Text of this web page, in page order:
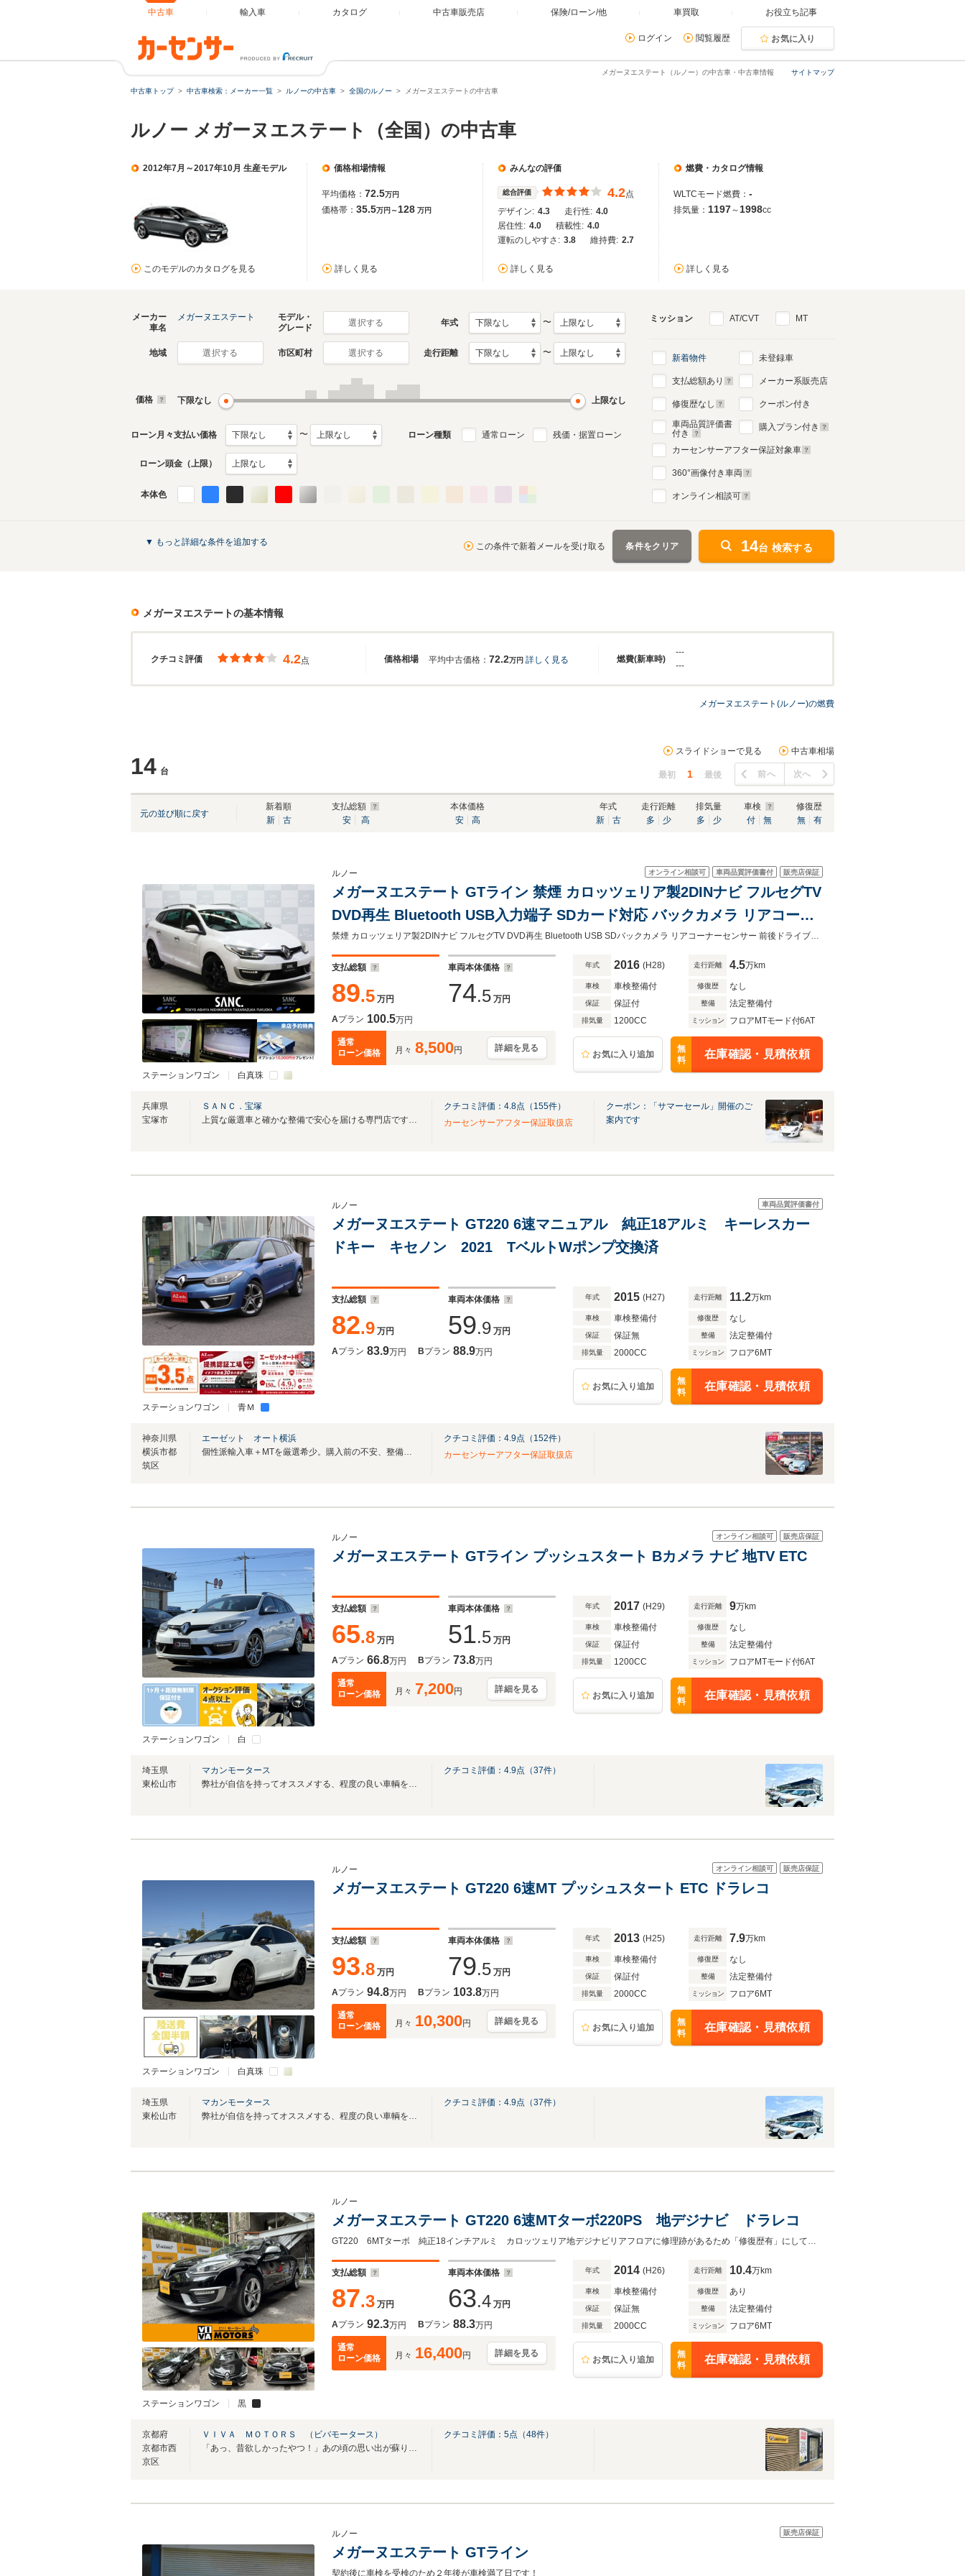
中古車 輸入車 カタログ 中古車販売店 保険/ローン/他 車買取 お役立ち記事
ログイン 閲覧履歴 お気に入り
サイトマップ
メガーヌエステート（ルノー）の中古車・中古車情報
中古車トップ 中古車検索：メーカー一覧 ルノーの中古車 全国のルノー メガーヌエステートの中古車
ルノー メガーヌエステート（全国）の中古車
2012年7月～2017年10月 生産モデル
このモデルのカタログを見る
価格相場情報
平均価格： 72.5万円
価格帯： 35.5万円～128 万円
詳しく見る
みんなの評価
総合評価 4.2点
デザイン: 4.3 走行性: 4.0
居住性: 4.0 積載性: 4.0
運転のしやすさ: 3.8 維持費: 2.7
詳しく見る
燃費・カタログ情報
WLTCモード燃費： -
排気量： 1197～ 1998cc
詳しく見る
メーカー
車名
メガーヌエステート
モデル・
グレード
選択する 年式 〜
地域 選択する 市区町村 選択する 走行距離 〜
価格 下限なし 上限なし
ローン月々支払い価格 〜 ローン種類 通常ローン 残価・据置ローン
ローン頭金（上限）
本体色
ミッション AT/CVT MT
新着物件
支払総額あり
修復歴なし
車両品質評価書
付き
未登録車
メーカー系販売店
クーポン付き
購入プラン付き
カーセンサーアフター保証対象車
360°画像付き車両
オンライン相談可
▼ もっと詳細な条件を追加する この条件で新着メールを受け取る 条件をクリア 14台 検索する
メガーヌエステートの基本情報
クチコミ評価 価格相場 燃費(新車時)
4.2点 平均中古価格： 72.2万円 詳しく見る
---
---
メガーヌエステート(ルノー)の燃費
14 台
スライドショーで見る 中古車相場
最初 1 最後 前へ 次へ
元の並び順に戻す
新着順
新
古
支払総額
安
高
本体価格
安
高
年式
新
古
走行距離
多
少
排気量
多
少
車検
付
無
修復歴
無
有
ステーションワゴン 白真珠
オンライン相談可 車両品質評価書付 販売店保証
ルノー
メガーヌエステート GTライン 禁煙 カロッツェリア製2DINナビ フルセグTV
DVD再生 Bluetooth USB入力端子 SDカード対応 バックカメラ リアコーナ
ーセンサー 前後ドライブレコーダー ハーフレザースポーツシート 17AW
禁煙 カロッツェリア製2DINナビ フルセグTV DVD再生 Bluetooth USB SDバックカメラ リアコーナーセンサー 前後ドライブレコーダー ハーフレザースポーツシート 17AW
支払総額
89.5 万円
車両本体価格
74.5 万円
Aプラン 100.5万円
通常
ローン価格
月々 8,500円 詳細を見る
年式 2016 (H28) 走行距離 4.5万km
車検 車検整備付 修復歴 なし
保証 保証付 整備 法定整備付
排気量 1200CC ミッション フロアMTモード付6AT
お気に入り追加
無
料
在庫確認・見積依頼
兵庫県
宝塚市
ＳＡＮＣ．宝塚
上質な厳選車と確かな整備で安心を届ける専門店です。有償保証最長36ヶ月対応します
クチコミ評価： 4.8点（ 155件）
カーセンサーアフター保証取扱店
クーポン：「サマーセール」開催のご
案内です
ステーションワゴン 青Ｍ
車両品質評価書付
ルノー
メガーヌエステート GT220 6速マニュアル 純正18アルミ キーレスカー
ドキー キセノン 2021 TベルトWポンプ交換済
支払総額
82.9 万円
車両本体価格
59.9 万円
Aプラン 83.9万円 Bプラン 88.9万円
年式 2015 (H27) 走行距離 11.2万km
車検 車検整備付 修復歴 なし
保証 保証無 整備 法定整備付
排気量 2000CC ミッション フロア6MT
お気に入り追加
無
料
在庫確認・見積依頼
神奈川県
横浜市都
筑区
エーゼット オート横浜
個性派輸入車＋MTを厳選希少。購入前の不安、整備履歴、弱点まで正直にご説明します
クチコミ評価： 4.9点（ 152件）
カーセンサーアフター保証取扱店
ステーションワゴン 白
オンライン相談可 販売店保証
ルノー
メガーヌエステート GTライン プッシュスタート Bカメラ ナビ 地TV ETC
支払総額
65.8 万円
車両本体価格
51.5 万円
Aプラン 66.8万円 Bプラン 73.8万円
通常
ローン価格
月々 7,200円 詳細を見る
年式 2017 (H29) 走行距離 9万km
車検 車検整備付 修復歴 なし
保証 保証付 整備 法定整備付
排気量 1200CC ミッション フロアMTモード付6AT
お気に入り追加
無
料
在庫確認・見積依頼
埼玉県
東松山市
マカンモータース
弊社が自信を持ってオススメする、程度の良い車輌を低価格にて掲載中！！
クチコミ評価： 4.9点（37件）
ステーションワゴン 白真珠
オンライン相談可 販売店保証
ルノー
メガーヌエステート GT220 6速MT プッシュスタート ETC ドラレコ
支払総額
93.8 万円
車両本体価格
79.5 万円
Aプラン 94.8万円 Bプラン 103.8万円
通常
ローン価格
月々 10,300円 詳細を見る
年式 2013 (H25) 走行距離 7.9万km
車検 車検整備付 修復歴 なし
保証 保証付 整備 法定整備付
排気量 2000CC ミッション フロア6MT
お気に入り追加
無
料
在庫確認・見積依頼
埼玉県
東松山市
マカンモータース
弊社が自信を持ってオススメする、程度の良い車輌を低価格にて掲載中！！
クチコミ評価： 4.9点（37件）
ステーションワゴン 黒
ルノー
メガーヌエステート GT220 6速MTターボ220PS 地デジナビ ドラレコ
GT220 6MTターボ 純正18インチアルミ カロッツェリア地デジナビリアフロアに修理跡があるため「修復歴有」にしていますがキレイに修理されており何も問題ありません
支払総額
87.3 万円
車両本体価格
63.4 万円
Aプラン 92.3万円 Bプラン 88.3万円
通常
ローン価格
月々 16,400円 詳細を見る
年式 2014 (H26) 走行距離 10.4万km
車検 車検整備付 修復歴 あり
保証 保証無 整備 法定整備付
排気量 2000CC ミッション フロア6MT
お気に入り追加
無
料
在庫確認・見積依頼
京都府
京都市西
京区
ＶＩＶＡ ＭＯＴＯＲＳ （ビバモータース）
「あっ、昔欲しかったやつ！」あの頃の思い出が蘇りますね 時間外も対応してますよ
クチコミ評価： 5点（48件）
販売店保証
ルノー
メガーヌエステート GTライン
契約後に車検を受検のため２年後が車検満了日です！